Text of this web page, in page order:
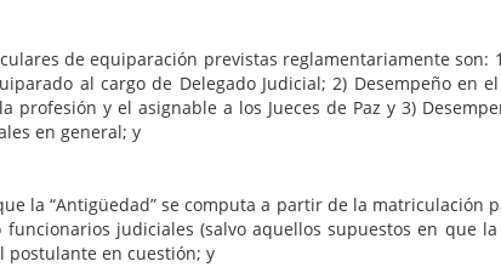
previstas reglamentariamente son: 1)
al cargo de Delegado Judicial; 2) Desempeño
y el asignable a los Jueces de Paz y 3)
en general; y
se computa a partir de la matriculación para
funcionarios judiciales (salvo aquellos supuestos en que
en cuestión; y